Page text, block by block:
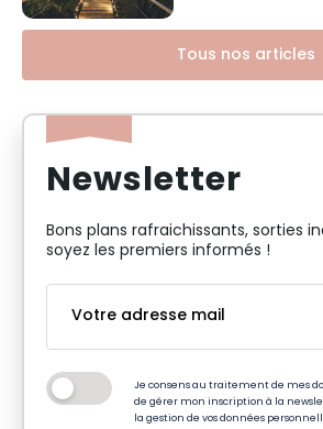
Tous nos articles
Newsletter
Bons plans rafraichissants, sorties
soyez les premiers informés !
Je consens au traitement de mes
de gérer mon inscription à la
la gestion de vos données